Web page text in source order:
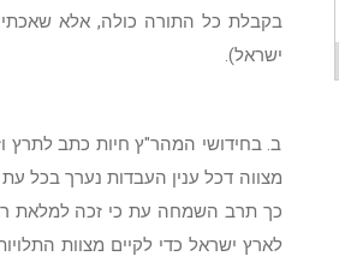
בקבלת כל התורה כולה, אלא שאכתי
ישראל).
ב. בחידושי המהר"ץ חיות כתב לתרץ
מצווה דכל ענין העבדות נערך בכל
כך תרב השמחה עת כי זכה למלאת
לארץ ישראל כדי לקיים מצוות